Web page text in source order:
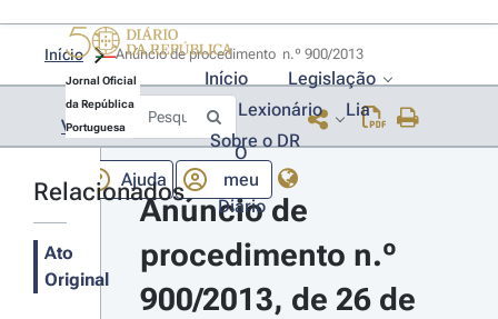
Jornal Oficial
da República
Portuguesa
Início
Legislação
Lexionário
Lia
Sobre o DR
Ajuda
O
meu
Diário
Início
Voltar
Relacionados
Ato
Original
Anúncio de
procedimento n.º
900/2013, de 26 de